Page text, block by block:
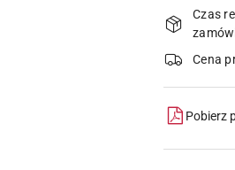
i
Czas
Cena
Pobierz